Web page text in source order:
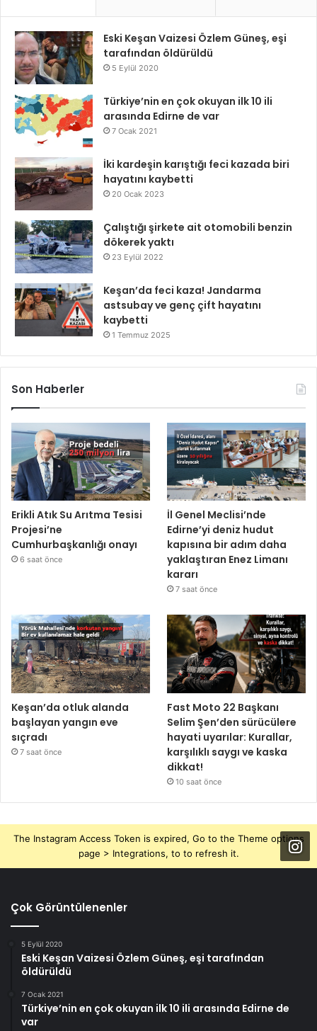
Eski Keşan Vaizesi Özlem Güneş, eşi
tarafından öldürüldü
5 Eylül 2020
Türkiye’nin en çok okuyan ilk 10 ili
arasında Edirne de var
7 Ocak 2021
İki kardeşin karıştığı feci kazada biri
hayatını kaybetti
20 Ocak 2023
Çalıştığı şirkete ait otomobili benzin
dökerek yaktı
23 Eylül 2022
Keşan’da feci kaza! Jandarma
astsubay ve genç çift hayatını
kaybetti
1 Temmuz 2025
Son Haberler
Erikli Atık Su Arıtma Tesisi
Projesi’ne
Cumhurbaşkanlığı onayı
6 saat önce
İl Genel Meclisi’nde
Edirne’yi deniz hudut
kapısına bir adım daha
yaklaştıran Enez Limanı
kararı
7 saat önce
Keşan’da otluk alanda
başlayan yangın eve
sıçradı
7 saat önce
Fast Moto 22 Başkanı
Selim Şen’den sürücülere
hayati uyarılar: Kurallar,
karşılıklı saygı ve kaska
dikkat!
10 saat önce
The Instagram Access Token is expired, Go to the Theme options
page > Integrations, to to refresh it.
Çok Görüntülenenler
5 Eylül 2020
Eski Keşan Vaizesi Özlem Güneş, eşi tarafından
öldürüldü
7 Ocak 2021
Türkiye’nin en çok okuyan ilk 10 ili arasında Edirne de
var